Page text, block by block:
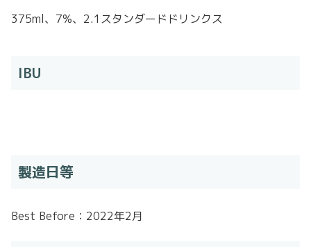
375ml、7%、2.1スタンダードドリンクス
IBU
製造日等
Best Before：2022年2月